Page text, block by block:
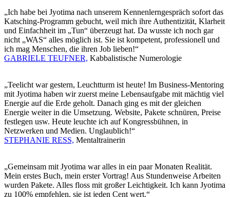
„Ich habe bei Jyotima nach unserem Kennenlerngespräch sofort das
Katsching-Programm gebucht, weil mich ihre Authentizität, Klarheit
und Einfachheit im „Tun“ überzeugt hat. Da wusste ich noch gar
nicht „WAS“ alles möglich ist. Sie ist kompetent, professionell und
ich mag Menschen, die ihren Job lieben!“
GABRIELE TEUFNER, Kabbalistische Numerologie
„Teelicht war gestern, Leuchtturm ist heute! Im Business-Mentoring
mit Jyotima haben wir zuerst meine Lebensaufgabe mit mächtig viel
Energie auf die Erde geholt. Danach ging es mit der gleichen
Energie weiter in die Umsetzung. Website, Pakete schnüren, Preise
festlegen usw. Heute leuchte ich auf Kongressbühnen, in
Netzwerken und Medien. Unglaublich!“
STEPHANIE RESS, Mentaltrainerin
„Gemeinsam mit Jyotima war alles in ein paar Monaten Realität.
Mein erstes Buch, mein erster Vortrag! Aus Stundenweise Arbeiten
wurden Pakete. Alles floss mit großer Leichtigkeit. Ich kann Jyotima
zu 100% empfehlen, sie ist jeden Cent wert.“